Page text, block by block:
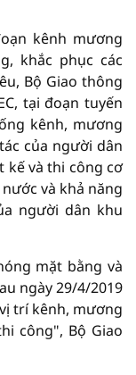
kênh mương
khắc phục các
Bộ Giao thông
tại đoạn tuyến
kênh, mương
của người dân
kế và thi công cơ
và khả năng
người dân khu
mặt bằng và
ngày 29/4/2019
trí kênh, mương
công", Bộ Giao